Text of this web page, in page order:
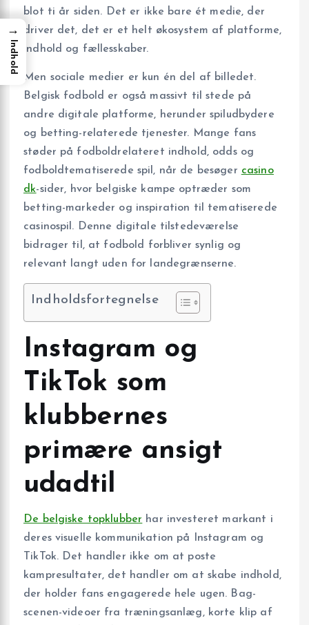
blot ti år siden. Det er ikke bare ét medie, der
driver det, det er et helt økosystem af platforme,
indhold og fællesskaber.
Men sociale medier er kun én del af billedet.
Belgisk fodbold er også massivt til stede på
andre digitale platforme, herunder spiludbydere
og betting-relaterede tjenester. Mange fans
støder på fodboldrelateret indhold, odds og
fodboldtematiserede spil, når de besøger casino
dk-sider, hvor belgiske kampe optræder som
betting-markeder og inspiration til tematiserede
casinospil. Denne digitale tilstedeværelse
bidrager til, at fodbold forbliver synlig og
relevant langt uden for landegrænserne.
Indholdsfortegnelse
Instagram og
TikTok som
klubbernes
primære ansigt
udadtil
De belgiske topklubber har investeret markant i
deres visuelle kommunikation på Instagram og
TikTok. Det handler ikke om at poste
kampresultater, det handler om at skabe indhold,
der holder fans engagerede hele ugen. Bag-
scenen-videoer fra træningsanlæg, korte klip af
→
Indhold